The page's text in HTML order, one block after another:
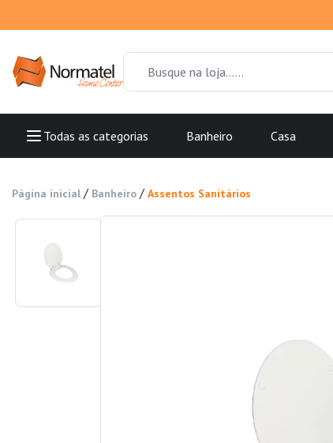
Todas as categorias Banheiro Casa
Página inicial / Banheiro / Assentos Sanitários